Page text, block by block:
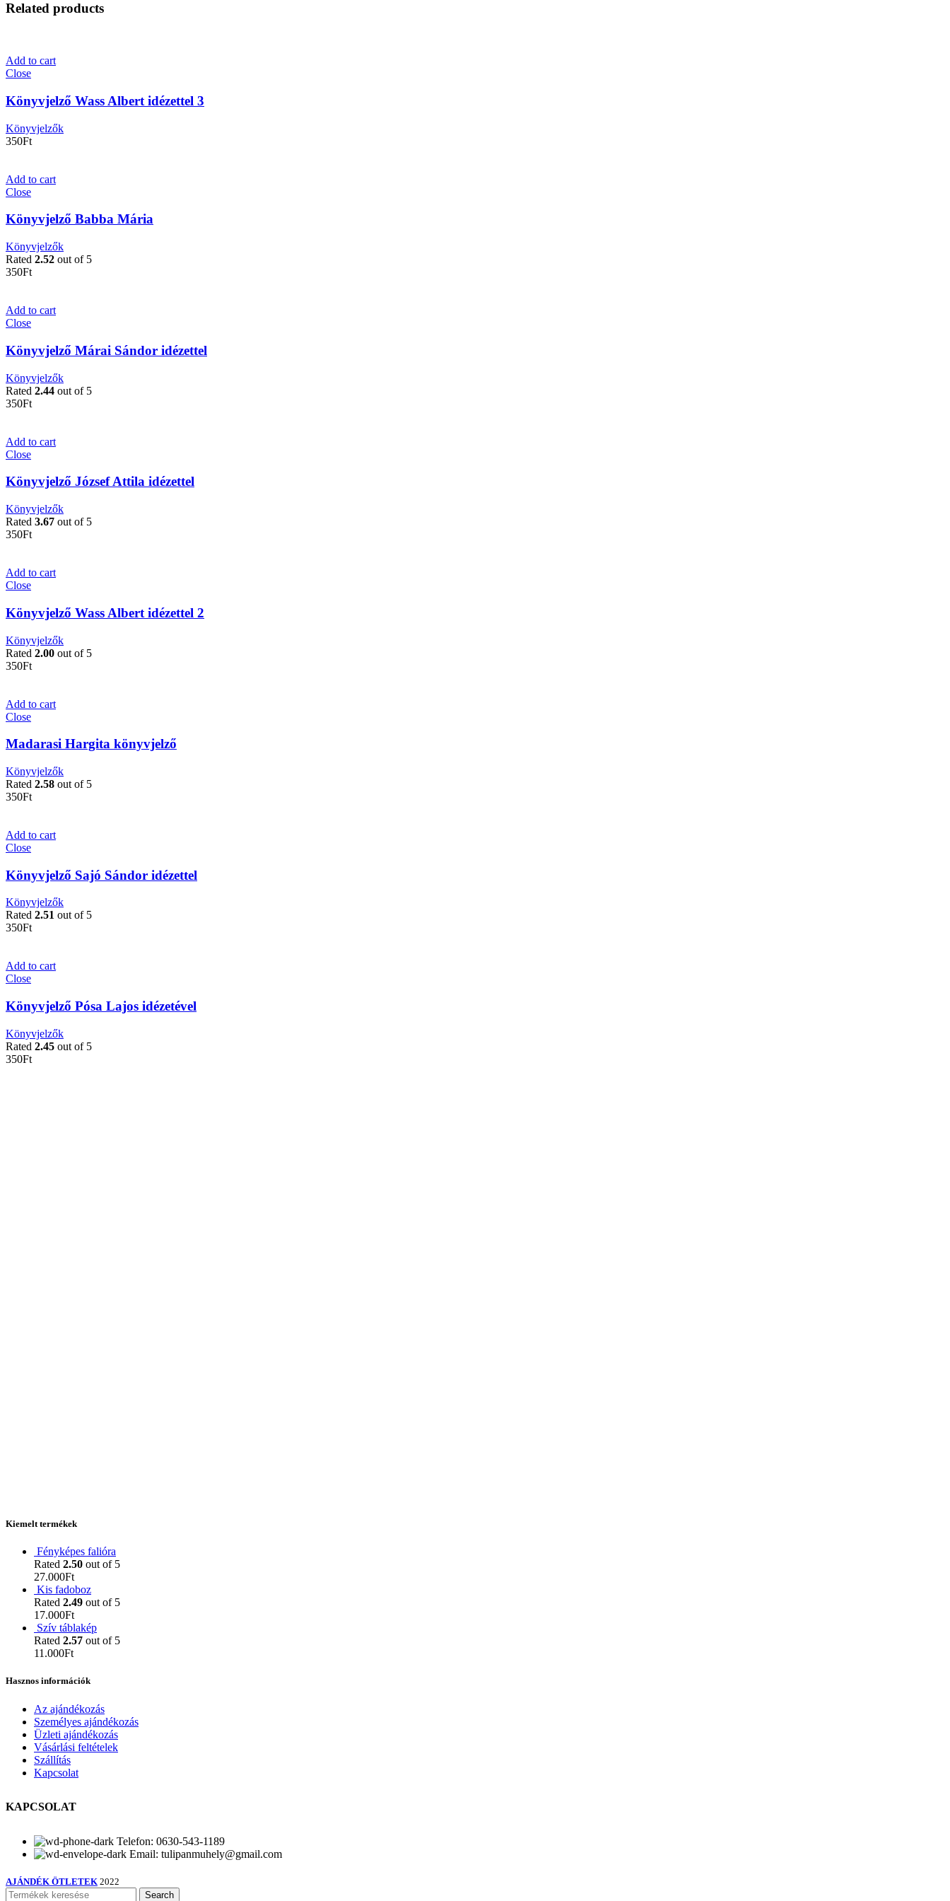
Related products
Add to cart
Close
Könyvjelző Wass Albert idézettel 3
Könyvjelzők
350Ft
Add to cart
Close
Könyvjelző Babba Mária
Könyvjelzők
Rated 2.52 out of 5
350Ft
Add to cart
Close
Könyvjelző Márai Sándor idézettel
Könyvjelzők
Rated 2.44 out of 5
350Ft
Add to cart
Close
Könyvjelző József Attila idézettel
Könyvjelzők
Rated 3.67 out of 5
350Ft
Add to cart
Close
Könyvjelző Wass Albert idézettel 2
Könyvjelzők
Rated 2.00 out of 5
350Ft
Add to cart
Close
Madarasi Hargita könyvjelző
Könyvjelzők
Rated 2.58 out of 5
350Ft
Add to cart
Close
Könyvjelző Sajó Sándor idézettel
Könyvjelzők
Rated 2.51 out of 5
350Ft
Add to cart
Close
Könyvjelző Pósa Lajos idézetével
Könyvjelzők
Rated 2.45 out of 5
350Ft
Kiemelt termékek
Fényképes falióra
Rated 2.50 out of 5
27.000Ft
Kis fadoboz
Rated 2.49 out of 5
17.000Ft
Szív táblakép
Rated 2.57 out of 5
11.000Ft
Hasznos információk
Az ajándékozás
Személyes ajándékozás
Üzleti ajándékozás
Vásárlási feltételek
Szállítás
Kapcsolat
KAPCSOLAT
Telefon: 0630-543-1189
Email: tulipanmuhely@gmail.com
AJÁNDÉK ÖTLETEK 2022
Search